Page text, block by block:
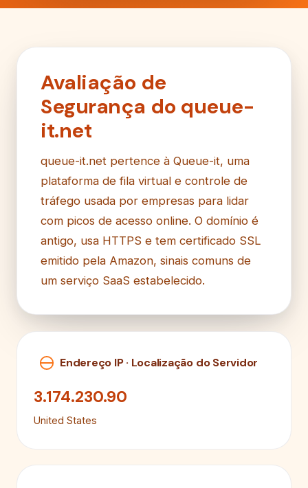
Avaliação de
Segurança do queue-
it.net
queue-it.net pertence à Queue-it, uma
plataforma de fila virtual e controle de
tráfego usada por empresas para lidar
com picos de acesso online. O domínio é
antigo, usa HTTPS e tem certificado SSL
emitido pela Amazon, sinais comuns de
um serviço SaaS estabelecido.
Endereço IP · Localização do Servidor
3.174.230.90
United States